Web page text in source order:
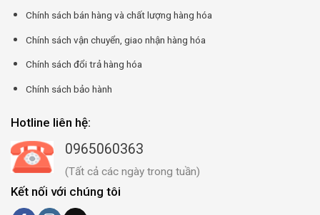
Chính sách bán hàng và chất lượng hàng hóa
Chính sách vận chuyển, giao nhận hàng hóa
Chính sách đổi trả hàng hóa
Chính sách bảo hành
Hotline liên hệ:
0965060363
(Tất cả các ngày trong tuần)
Kết nối với chúng tôi